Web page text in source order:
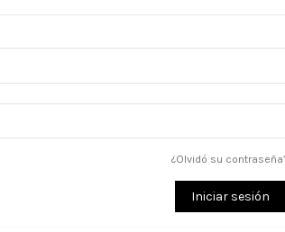
¿Olvidó su
Iniciar sesión